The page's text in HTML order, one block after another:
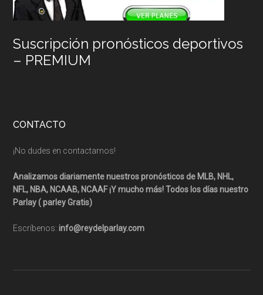
Suscripción pronósticos deportivos
– PREMIUM
CONTACTO
¡No dudes en contactarnos!
Analizamos diariamente nuestros pronósticos de MLB, NHL,
NFL, NBA, NCAAB, NCAAF ¡Y mucho más! Todos los días nuestro
Parlay ( parley Gratis)
Escríbenos:info@reydelparlay.com